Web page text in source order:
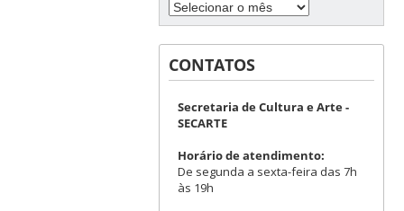
CONTATOS
Secretaria de Cultura e Arte -
SECARTE
Horário de atendimento:
De segunda a sexta-feira das 7h
às 19h